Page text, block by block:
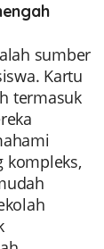
sumber
Kartu
termasuk
kompleks,